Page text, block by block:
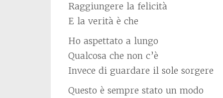
Raggiungere la felicità
E la verità è che
Ho aspettato a lungo
Qualcosa che non c’è
Invece di guardare il sole sorgere
Questo è sempre stato un modo